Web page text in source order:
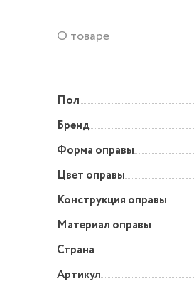
О товаре
Пол
Бренд
Форма оправы
Цвет оправы
Конструкция оправы
Материал оправы
Страна
Артикул